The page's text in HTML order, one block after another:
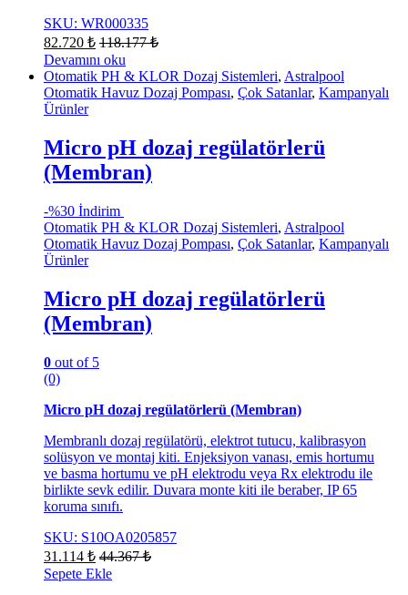
SKU: WR000335
82.720 ₺ 118.177₺
Devamını oku
Otomatik PH & KLOR Dozaj Sistemleri, Astralpool
Otomatik Havuz Dozaj Pompası, Çok Satanlar, Kampanyalı
Ürünler
Micro pH dozaj regülatörlerü
(Membran)
-%30 İndirim
Otomatik PH & KLOR Dozaj Sistemleri, Astralpool
Otomatik Havuz Dozaj Pompası, Çok Satanlar, Kampanyalı
Ürünler
Micro pH dozaj regülatörlerü
(Membran)
0 out of 5
(0)
Micro pH dozaj regülatörlerü (Membran)
Membranlı dozaj regülatörü, elektrot tutucu, kalibrasyon
solüsyon ve montaj kiti. Enjeksiyon vanası, emis hortumu
ve basma hortumu ve pH elektrodu veya Rx elektrodu ile
birlikte sevk edilir. Duvara monte kiti ile beraber, IP 65
koruma sınıfı.
SKU: S10OA0205857
31.114 ₺ 44.367₺
Sepete Ekle